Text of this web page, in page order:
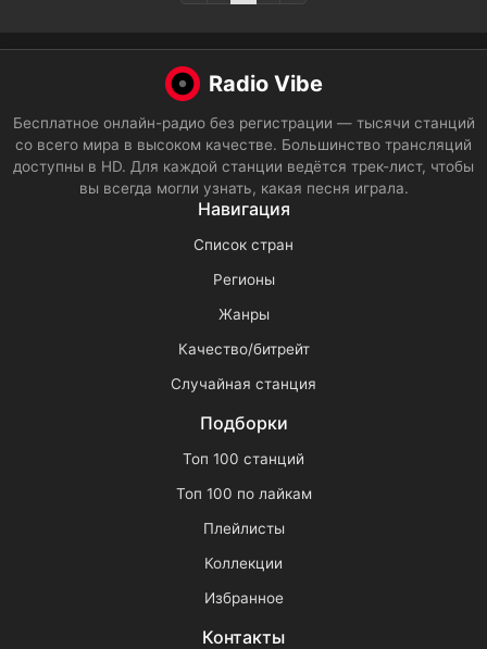
Radio Vibe
Бесплатное онлайн-радио без регистрации — тысячи станций
со всего мира в высоком качестве. Большинство трансляций
доступны в HD. Для каждой станции ведётся трек-лист, чтобы
вы всегда могли узнать, какая песня играла.
Навигация
Список стран
Регионы
Жанры
Качество/битрейт
Случайная станция
Подборки
Топ 100 станций
Топ 100 по лайкам
Плейлисты
Коллекции
Избранное
Контакты